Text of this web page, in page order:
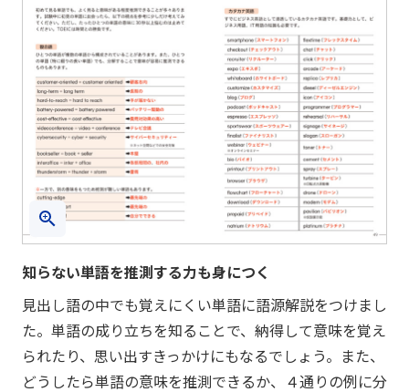
知らない単語を推測する力も身につく
見出し語の中でも覚えにくい単語に語源解説をつけまし
た。単語の成り立ちを知ることで、納得して意味を覚え
られたり、思い出すきっかけにもなるでしょう。また、
どうしたら単語の意味を推測できるか、４通りの例に分